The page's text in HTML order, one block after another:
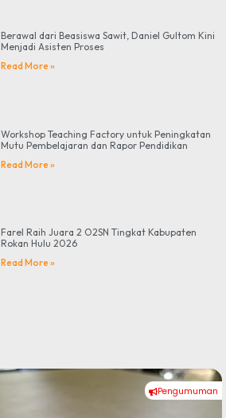
Berawal dari Beasiswa Sawit, Daniel Gultom Kini
Menjadi Asisten Proses
Read More »
Workshop Teaching Factory untuk Peningkatan
Mutu Pembelajaran dan Rapor Pendidikan
Read More »
Farel Raih Juara 2 O2SN Tingkat Kabupaten
Rokan Hulu 2026
Read More »
Pengumuman